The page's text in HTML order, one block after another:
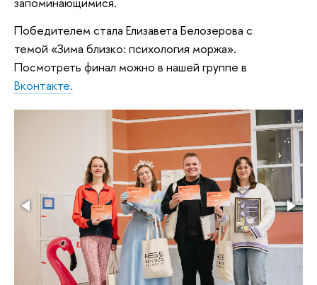
Победителем стала Елизавета Белозерова с
темой «Зима близко: психология моржа».
Посмотреть финал можно в нашей группе в
Вконтакте.